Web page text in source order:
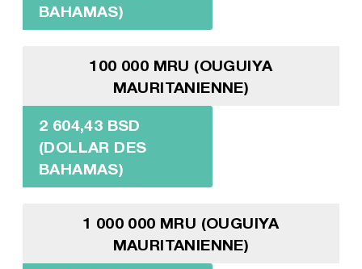
BAHAMAS)
100 000 MRU (OUGUIYA
MAURITANIENNE)
2 604,43 BSD
(DOLLAR DES
BAHAMAS)
1 000 000 MRU (OUGUIYA
MAURITANIENNE)